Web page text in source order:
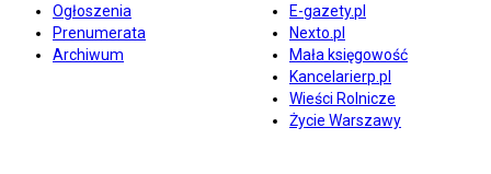
Ogłoszenia
Prenumerata
Archiwum
E-gazety.pl
Nexto.pl
Mała księgowość
Kancelarierp.pl
Wieści Rolnicze
Życie Warszawy